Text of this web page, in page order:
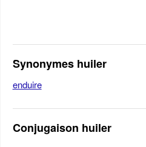
Synonymes huiler
enduire
Conjugaison huiler